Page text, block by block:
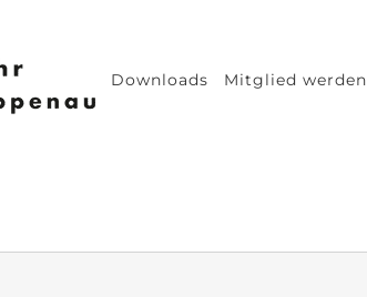
Downloads Mitglied werden